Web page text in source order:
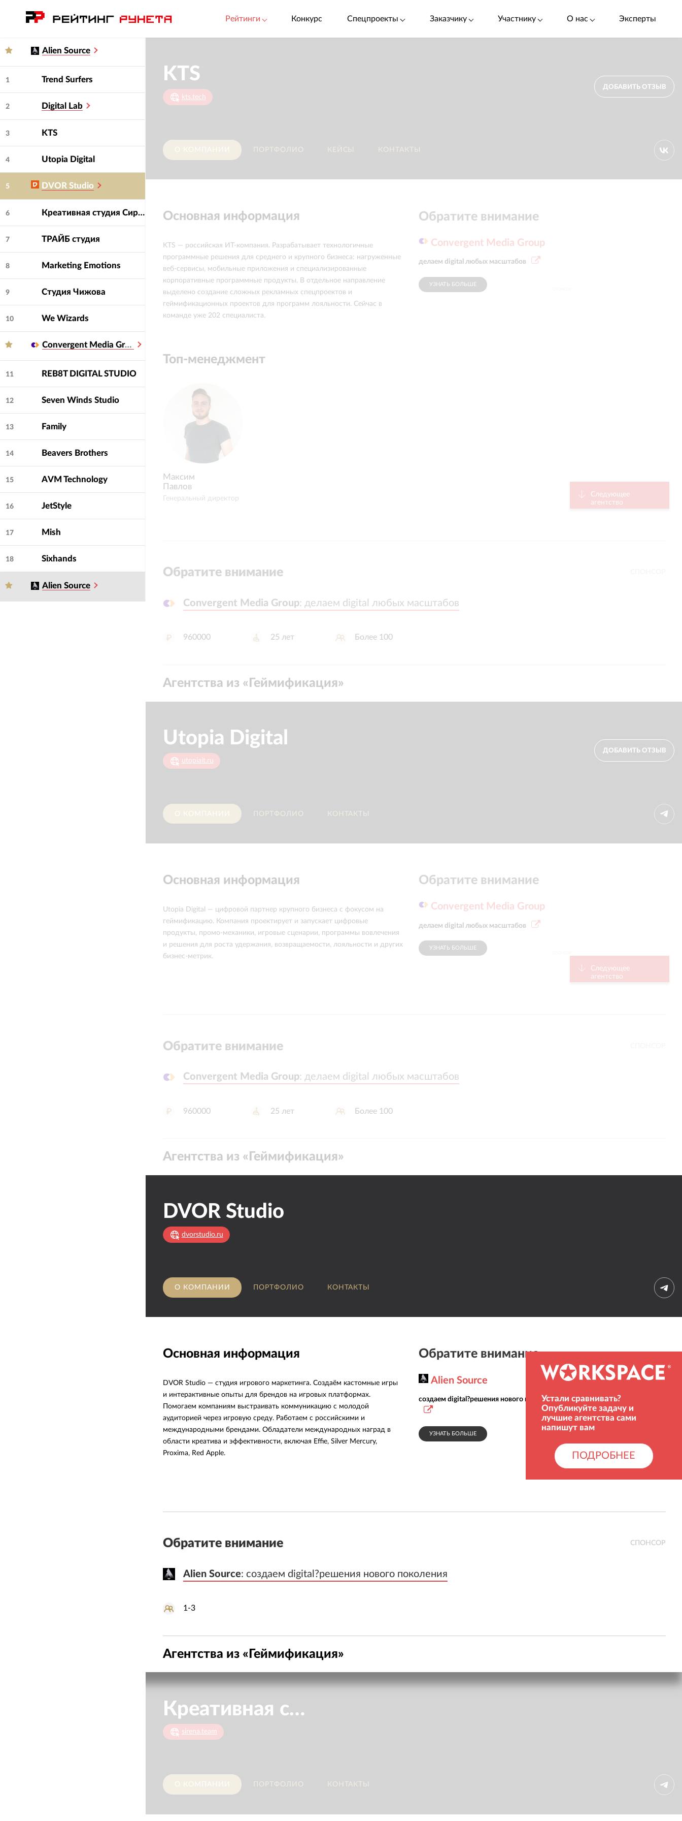
Рейтинги Конкурс Спецпроекты Заказчику Участнику О нас Эксперты
Alien Source
1 Trend Surfers
2 Digital Lab
3 KTS
4 Utopia Digital
5 DVOR Studio
6 Креативная студия Сирена
7 ТРАЙБ студия
8 Мarketing Emotions
9 Студия Чижова
10 We Wizards
Convergent Media Group
11 REB8T DIGITAL STUDIO
12 Seven Winds Studio
13 Family
14 Beavers Brothers
15 AVM Technology
16 JetStyle
17 Mish
18 Sixhands
Alien Source
KTS
kts.tech
ДОБАВИТЬ ОТЗЫВ
О КОМПАНИИ ПОРТФОЛИО КЕЙСЫ КОНТАКТЫ
Основная информация
KTS — российская ИТ-компания. Разрабатывает технологичные
программные решения для среднего и крупного бизнеса: нагруженные
веб-сервисы, мобильные приложения и специализированные
корпоративные программные продукты. В отдельное направление
выделено создание сложных рекламных спецпроектов и
геймификационных проектов для программ лояльности. Сейчас в
команде уже 202 специалиста.
Топ-менеджмент
Максим
Павлов
Генеральный директор
Обратите внимание
Convergent Media Group
делаем digital любых масштабов
УЗНАТЬ БОЛЬШЕ
Следующее
агентство
Обратите внимание
Convergent Media Group: делаем digital любых масштабов
Convergent Media Group: делаем digital любых масштабов
960000 25 лет Более 100
Агентства из « Геймификация»
Utopia Digital
utopiait.ru
ДОБАВИТЬ ОТЗЫВ
О КОМПАНИИ ПОРТФОЛИО КОНТАКТЫ
Основная информация
Utopia Digital — цифровой партнер крупного бизнеса с фокусом на
геймификацию. Компания проектирует и запускает цифровые
продукты, промо-механики, игровые сценарии, программы вовлечения
и решения для роста удержания, возвращаемости, лояльности и других
бизнес-метрик.
Обратите внимание
Convergent Media Group
делаем digital любых масштабов
УЗНАТЬ БОЛЬШЕ
Следующее
агентство
Обратите внимание
Convergent Media Group: делаем digital любых масштабов
Convergent Media Group: делаем digital любых масштабов
960000 25 лет Более 100
Агентства из « Геймификация»
DVOR Studio
dvorstudio.ru
О КОМПАНИИ ПОРТФОЛИО КОНТАКТЫ
Основная информация
DVOR Studio — студия игрового маркетинга. Создаём кастомные игры
и интерактивные опыты для брендов на игровых платформах.
Помогаем компаниям выстраивать коммуникацию с молодой
аудиторией через игровую среду. Работаем с российскими и
международными брендами. Обладатели международных наград в
области креатива и эффективности, включая Effie, Silver Mercury,
Proxima, Red Apple.
Обратите внимание
Alien Source
создаем digital?решения нового поколения
УЗНАТЬ БОЛЬШЕ
Устали сравнивать?
Опубликуйте задачу и
лучшие агентства сами
напишут вам
ПОДРОБНЕЕ
Обратите внимание СПОНСОР
Alien Source: создаем digital?решения нового поколения
Alien Source: создаем digital?решения нового поколения
1-3
Агентства из « Геймификация»
Креативная студия Сирена
sirena.team
О КОМПАНИИ ПОРТФОЛИО КОНТАКТЫ